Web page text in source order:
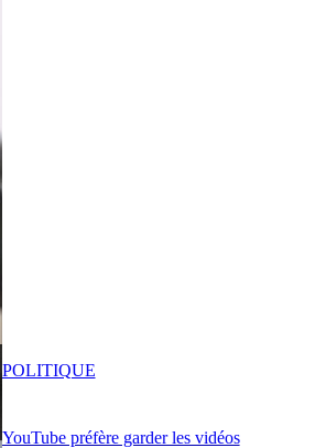
YouTube préfère garder les vidéos
POLITIQUE